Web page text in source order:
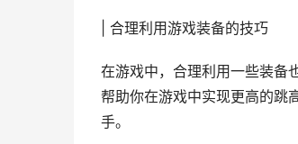
| 合理利用游戏装备的技巧
在游戏中，合理利用一些装备
帮助你在游戏中实现更高的跳
手。